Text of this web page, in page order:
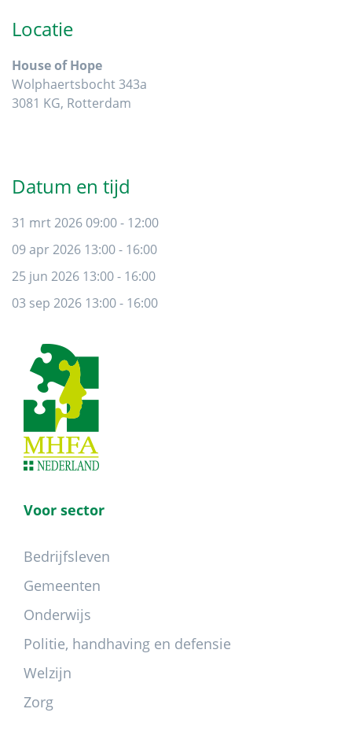
Locatie
House of Hope
Wolphaertsbocht 343a
3081 KG, Rotterdam
Datum en tijd
31 mrt 2026 09:00 - 12:00
09 apr 2026 13:00 - 16:00
25 jun 2026 13:00 - 16:00
03 sep 2026 13:00 - 16:00
Footer
Voor sector
Bedrijfsleven
Gemeenten
Onderwijs
Politie, handhaving en defensie
Welzijn
Zorg